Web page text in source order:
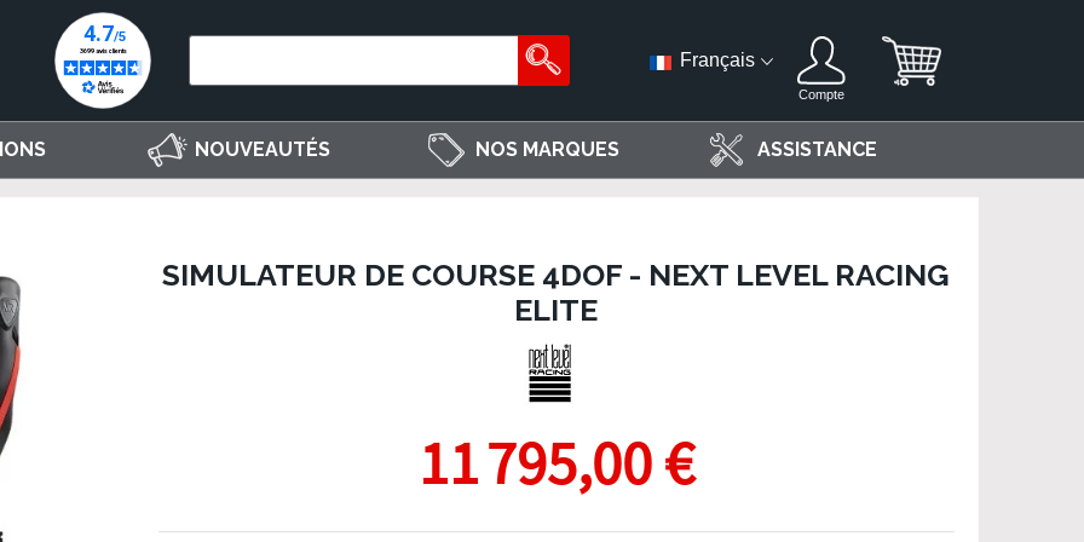
Français
Compte
NOUVEAUTÉS NOS MARQUES ASSISTANCE
SIMULATEUR DE COURSE 4DOF - NEXT LEVEL RACING
ELITE
11 795,00 €